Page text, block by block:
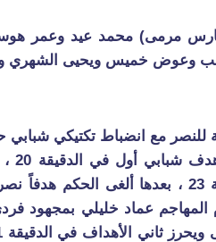
مرمى) محمد عيد وعمر
وعوض خميس ويحيى الشهري
للنصر مع انضباط تكتيكي
خطيرة في الدقيقة 23 ، بعدها ألغى
، ليقوم المهاجم عماد خليلي